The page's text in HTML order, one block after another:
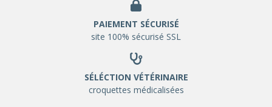
PAIEMENT SÉCURISÉ
site 100% sécurisé SSL
SÉLÉCTION VÉTÉRINAIRE
croquettes médicalisées